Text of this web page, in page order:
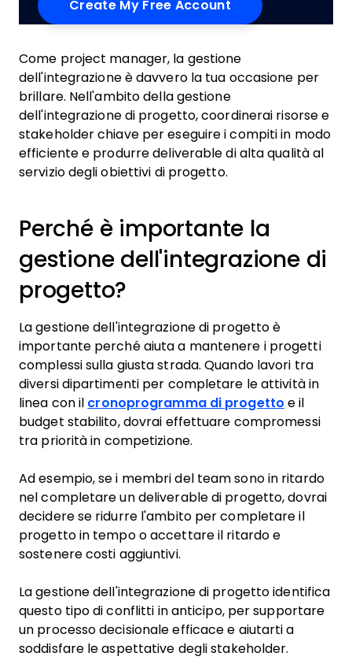
Come project manager, la gestione
dell'integrazione è davvero la tua occasione per
brillare. Nell'ambito della gestione
dell'integrazione di progetto, coordinerai risorse e
stakeholder chiave per eseguire i compiti in modo
efficiente e produrre deliverable di alta qualità al
servizio degli obiettivi di progetto.
Perché è importante la
gestione dell'integrazione di
progetto?
La gestione dell'integrazione di progetto è
importante perché aiuta a mantenere i progetti
complessi sulla giusta strada. Quando lavori tra
diversi dipartimenti per completare le attività in
linea con il cronoprogramma di progetto e il
budget stabilito, dovrai effettuare compromessi
tra priorità in competizione.
Ad esempio, se i membri del team sono in ritardo
nel completare un deliverable di progetto, dovrai
decidere se ridurre l'ambito per completare il
progetto in tempo o accettare il ritardo e
sostenere costi aggiuntivi.
La gestione dell'integrazione di progetto identifica
questo tipo di conflitti in anticipo, per supportare
un processo decisionale efficace e aiutarti a
soddisfare le aspettative degli stakeholder.